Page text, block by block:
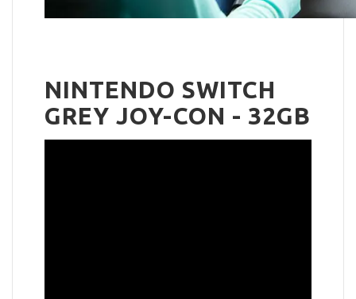
NINTENDO SWITCH
GREY JOY-CON - 32GB